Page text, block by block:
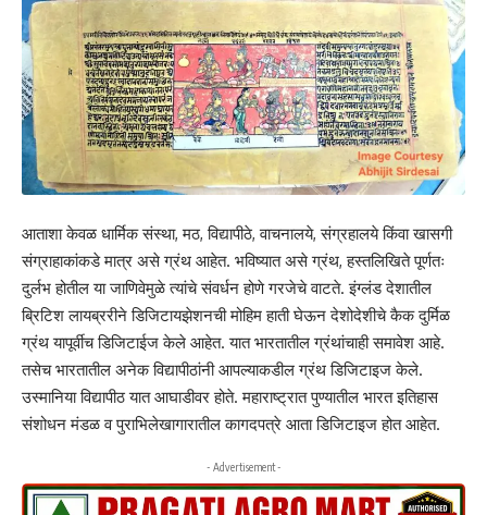
आताशा केवळ धार्मिक संस्था, मठ, विद्यापीठे, वाचनालये, संग्रहालये किंवा खासगी
संग्राहाकांकडे मात्र असे ग्रंथ आहेत. भविष्यात असे ग्रंथ, हस्तलिखिते पूर्णतः
दुर्लभ होतील या जाणिवेमुळे त्यांचे संवर्धन होणे गरजेचे वाटते. इंग्लंड देशातील
ब्रिटिश लायब्ररीने डिजिटायझेशनची मोहिम हाती घेऊन देशोदेशीचे कैक दुर्मिळ
ग्रंथ यापूर्वीच डिजिटाईज केले आहेत. यात भारतातील ग्रंथांचाही समावेश आहे.
तसेच भारतातील अनेक विद्यापीठांनी आपल्याकडील ग्रंथ डिजिटाइज केले.
उस्मानिया विद्यापीठ यात आघाडीवर होते. महाराष्ट्रात पुण्यातील भारत इतिहास
संशोधन मंडळ व पुराभिलेखागारातील कागदपत्रे आता डिजिटाइज होत आहेत.
- Advertisement -